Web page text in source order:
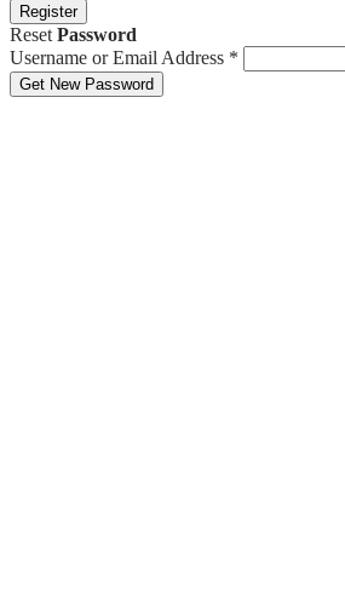
Register
Reset Password
Username or Email Address *
Get New Password